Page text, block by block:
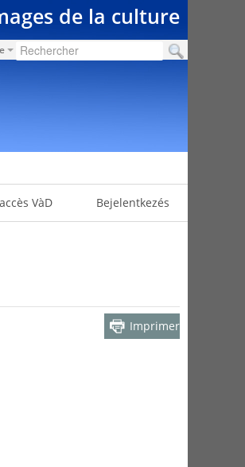
de la culture
accès VàD Bejelentkezés
Imprimer